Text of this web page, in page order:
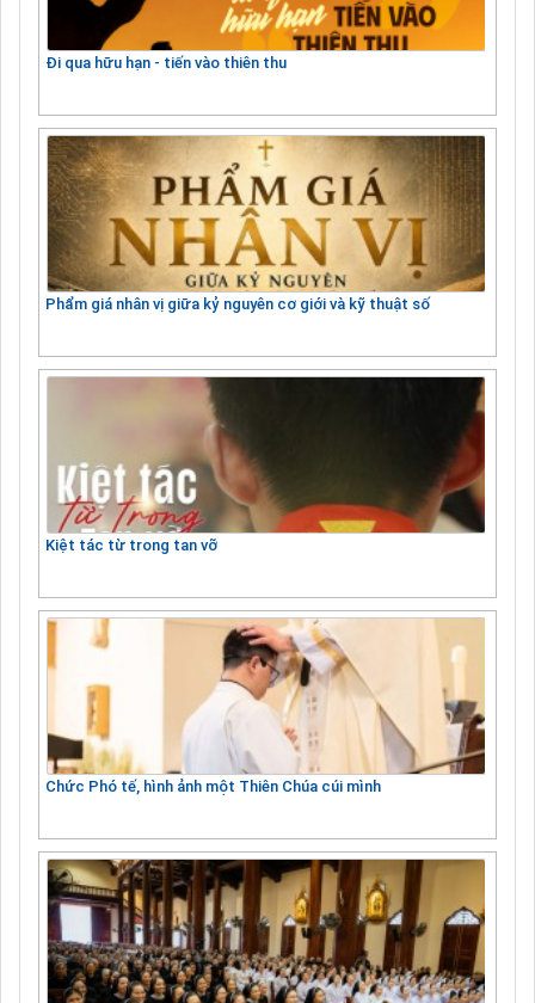
Đi qua hữu hạn - tiến vào thiên thu
Phẩm giá nhân vị giữa kỷ nguyên cơ giới và kỹ thuật số
Kiệt tác từ trong tan vỡ
Chức Phó tế, hình ảnh một Thiên Chúa cúi mình